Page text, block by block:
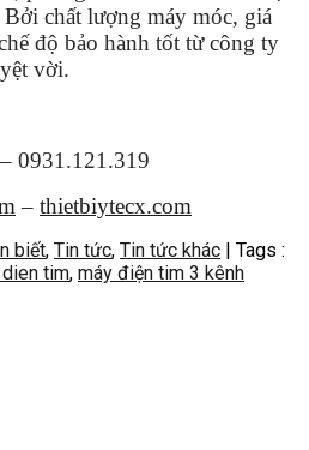
chất lượng máy móc, giá
độ bảo hành tốt từ công ty
vời.
0931.121.319
– thietbiytecx.com
biết, Tin tức, Tin tức khác | Tags :
tim, máy điện tim 3 kênh